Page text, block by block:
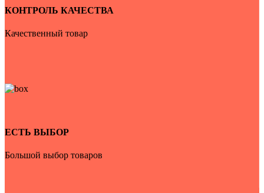
КОНТРОЛЬ КАЧЕСТВА
Качественный товар
ЕСТЬ ВЫБОР
Большой выбор товаров